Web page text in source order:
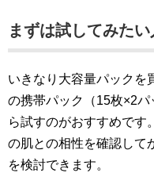
まずは試してみたい
いきなり大容量パックを
の携帯パック（15枚×2
ら試すのがおすすめです
の肌との相性を確認して
を検討できます。